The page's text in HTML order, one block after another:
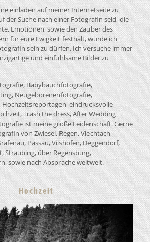
einladen auf meiner Internetseite zu
der Suche nach einer Fotografin seid, die
Emotionen, sowie den Zauber des
für eure Ewigkeit festhält, würde ich
sein zu dürfen. Ich versuche immer
und einfühlsame Bilder zu
Babybauchfotografie,
Neugeborenenfotografie,
eindrucksvolle
Trash the dress, After Wedding
ist meine große Leidenschaft. Gerne
von Zwiesel, Regen, Viechtach,
Passau, Vilshofen, Deggendorf,
Straubing, über Regensburg,
sowie nach Absprache weltweit.
Hochzeit